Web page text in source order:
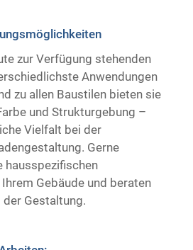
zur Verfügung stehenden
Anwendungen
zu allen Baustilen bieten sie
und Strukturgebung –
Vielfalt bei der
Gerne
hausspezifischen
Gebäude und beraten
Gestaltung.